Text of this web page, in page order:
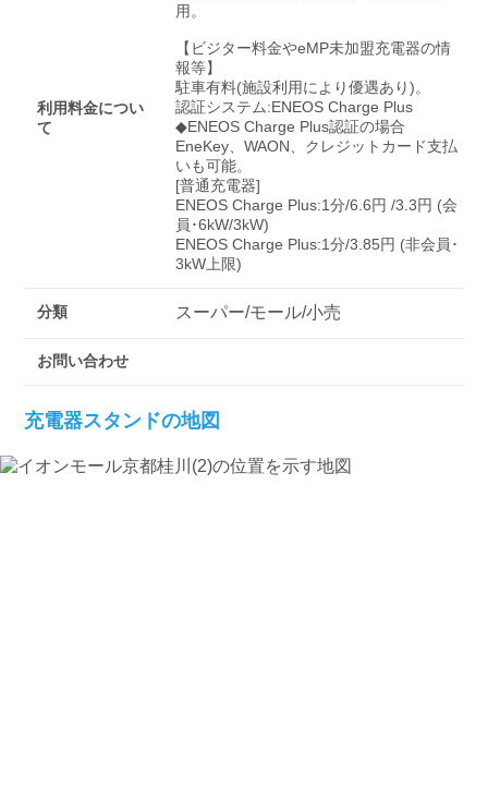
利用料金につい
て
用。
【ビジター料金やeMP未加盟充電器の情
報等】
駐車有料(施設利用により優遇あり)。
認証システム:ENEOS Charge Plus
◆ENEOS Charge Plus認証の場合
EneKey、WAON、クレジットカード支払
いも可能。
[普通充電器]
ENEOS Charge Plus:1分/6.6円 /3.3円 (会
員･6kW/3kW)
ENEOS Charge Plus:1分/3.85円 (非会員･
3kW上限)
分類 スーパー/モール/小売
お問い合わせ
充電器スタンドの地図